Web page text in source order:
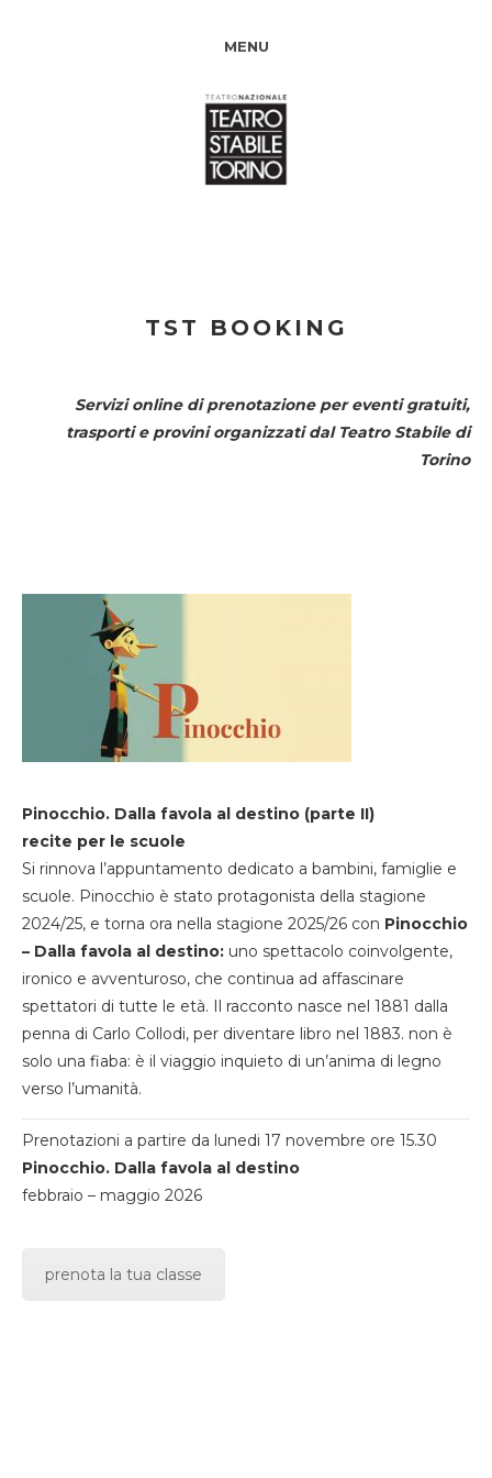
MENU
TST BOOKING
Servizi online di prenotazione per eventi gratuiti,
trasporti e provini organizzati dal Teatro Stabile di
Torino
Pinocchio. Dalla favola al destino (parte II)
recite per le scuole
Si rinnova l’appuntamento dedicato a bambini, famiglie e
scuole. Pinocchio è stato protagonista della stagione
2024/25, e torna ora nella stagione 2025/26 con Pinocchio
– Dalla favola al destino: uno spettacolo coinvolgente,
ironico e avventuroso, che continua ad affascinare
spettatori di tutte le età. Il racconto nasce nel 1881 dalla
penna di Carlo Collodi, per diventare libro nel 1883. non è
solo una fiaba: è il viaggio inquieto di un’anima di legno
verso l’umanità.
Prenotazioni a partire da lunedi 17 novembre ore 15.30
Pinocchio. Dalla favola al destino
febbraio – maggio 2026
prenota la tua classe